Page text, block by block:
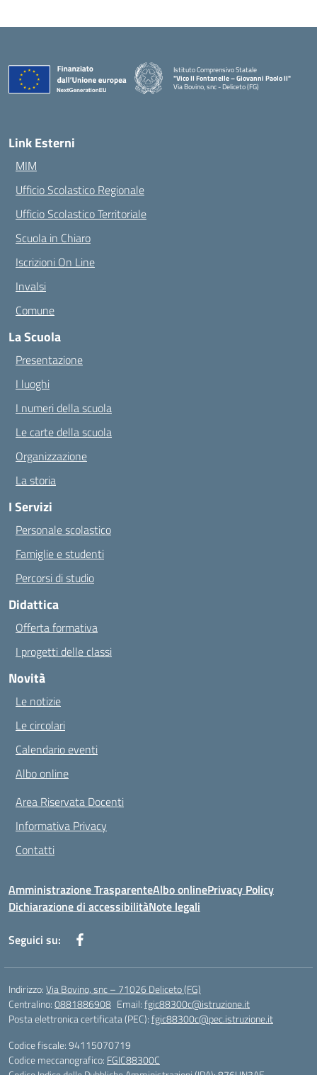
Istituto Comprensivo Statale
"Vico II Fontanelle – Giovanni Paolo II"
Via Bovino, snc - Deliceto (FG)
Link Esterni
MIM
Ufficio Scolastico Regionale
Ufficio Scolastico Territoriale
Scuola in Chiaro
Iscrizioni On Line
Invalsi
Comune
La Scuola
Presentazione
I luoghi
I numeri della scuola
Le carte della scuola
Organizzazione
La storia
I Servizi
Personale scolastico
Famiglie e studenti
Percorsi di studio
Didattica
Offerta formativa
I progetti delle classi
Novità
Le notizie
Le circolari
Calendario eventi
Albo online
Area Riservata Docenti
Informativa Privacy
Contatti
Amministrazione TrasparenteAlbo onlinePrivacy Policy
Dichiarazione di accessibilitàNote legali
Seguici su:
Indirizzo:Via Bovino, snc – 71026 Deliceto (FG)
Centralino:0881886908 Email:fgic88300c@istruzione.it
Posta elettronica certificata (PEC):fgic88300c@pec.istruzione.it
Codice fiscale: 94115070719
Codice meccanografico: FGIC88300C